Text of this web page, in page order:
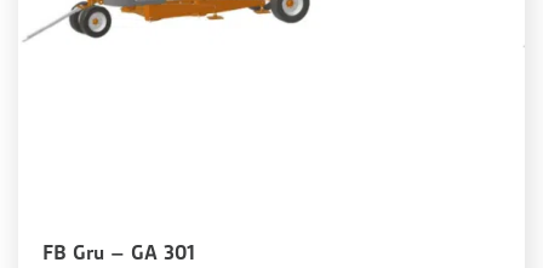
FB Gru – GA 301